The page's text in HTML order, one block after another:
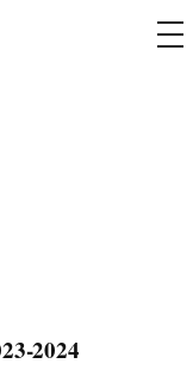
メ
ニ
2024